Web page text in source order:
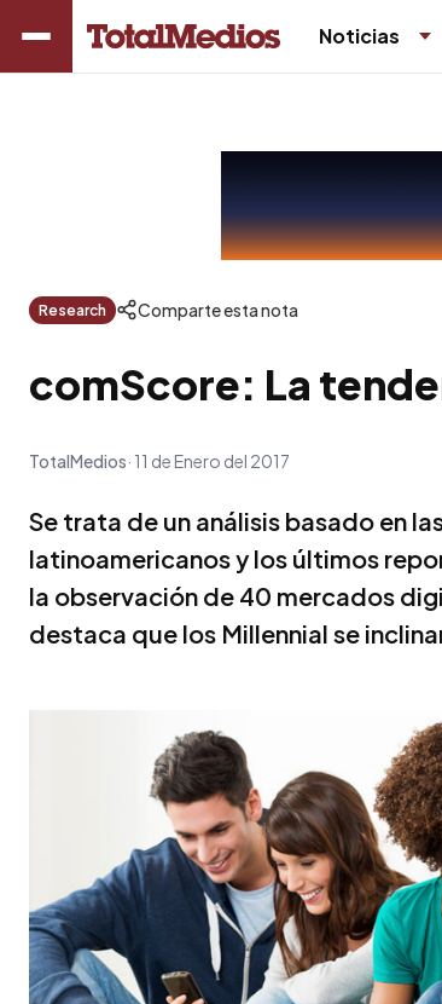
Noticias
Research Comparte esta nota
comScore: La
TotalMedios 11 de Enero del 2017
Se trata de un análisis basado en
latinoamericanos y los últimos
la observación de 40 mercados
destaca que los Millennial se